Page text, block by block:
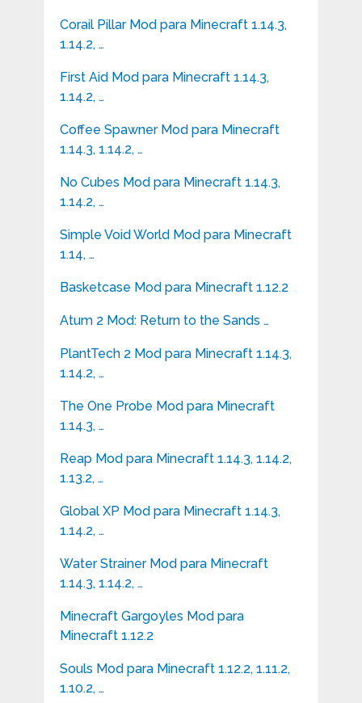
Corail Pillar Mod para Minecraft 1.14.3,
1.14.2, …
First Aid Mod para Minecraft 1.14.3,
1.14.2, …
Coffee Spawner Mod para Minecraft
1.14.3, 1.14.2, …
No Cubes Mod para Minecraft 1.14.3,
1.14.2, …
Simple Void World Mod para Minecraft
1.14, …
Basketcase Mod para Minecraft 1.12.2
Atum 2 Mod: Return to the Sands …
PlantTech 2 Mod para Minecraft 1.14.3,
1.14.2, …
The One Probe Mod para Minecraft
1.14.3, …
Reap Mod para Minecraft 1.14.3, 1.14.2,
1.13.2, …
Global XP Mod para Minecraft 1.14.3,
1.14.2, …
Water Strainer Mod para Minecraft
1.14.3, 1.14.2, …
Minecraft Gargoyles Mod para
Minecraft 1.12.2
Souls Mod para Minecraft 1.12.2, 1.11.2,
1.10.2, …